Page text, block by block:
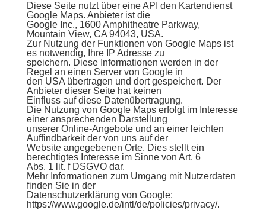
Diese Seite nutzt über eine API den Kartendienst
Google Maps. Anbieter ist die
Google Inc., 1600 Amphitheatre Parkway,
Mountain View, CA 94043, USA.
Zur Nutzung der Funktionen von Google Maps ist
es notwendig, Ihre IP Adresse zu
speichern. Diese Informationen werden in der
Regel an einen Server von Google in
den USA übertragen und dort gespeichert. Der
Anbieter dieser Seite hat keinen
Einfluss auf diese Datenübertragung.
Die Nutzung von Google Maps erfolgt im Interesse
einer ansprechenden Darstellung
unserer Online-Angebote und an einer leichten
Auffindbarkeit der von uns auf der
Website angegebenen Orte. Dies stellt ein
berechtigtes Interesse im Sinne von Art. 6
Abs. 1 lit. f DSGVO dar.
Mehr Informationen zum Umgang mit Nutzerdaten
finden Sie in der
Datenschutzerklärung von Google:
https://www.google.de/intl/de/policies/privacy/.